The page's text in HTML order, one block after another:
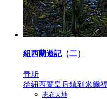
紐西蘭遊記（二）
青斯
從紐西蘭皇后鎮到米爾
志在天地